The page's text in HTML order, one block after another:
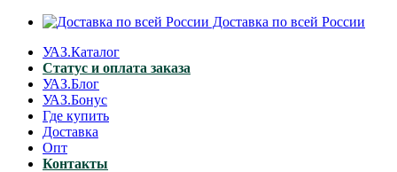
Доставка по всей России
УАЗ.Каталог
Статус и оплата заказа
УАЗ.Блог
УАЗ.Бонус
Где купить
Доставка
Опт
Контакты